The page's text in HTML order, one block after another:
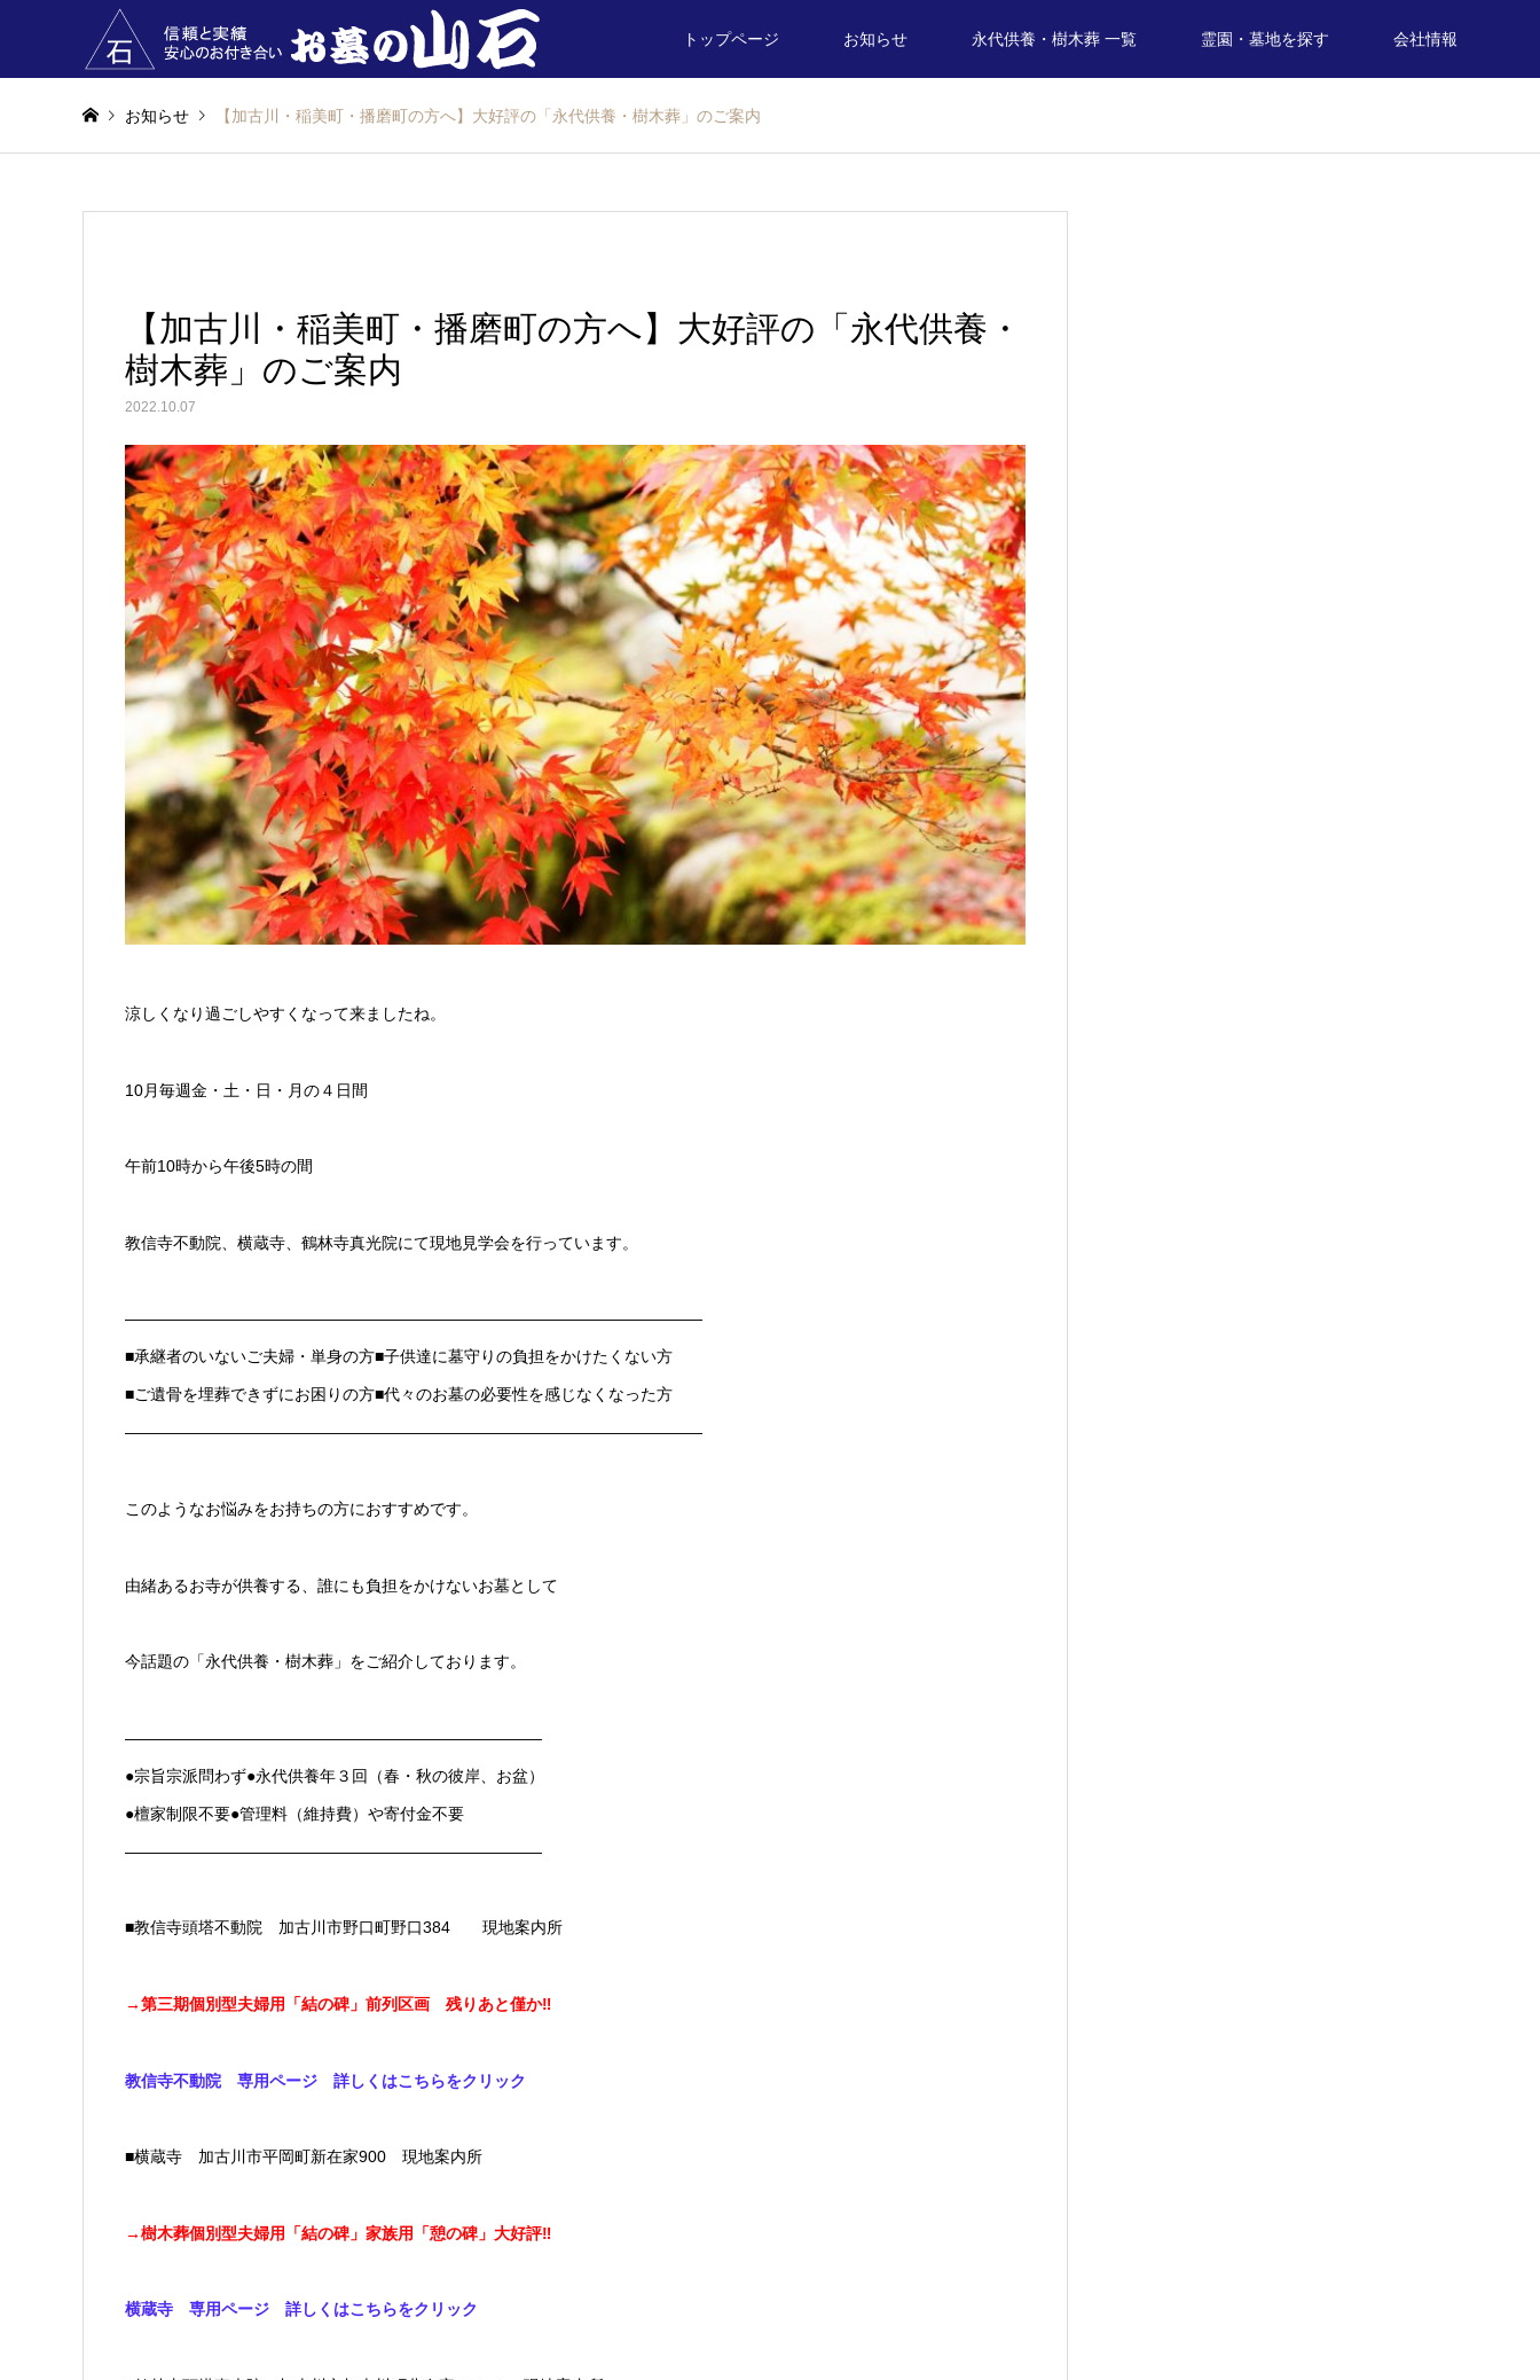
トップページ お知らせ 永代供養・樹木葬 一覧 霊園・墓地を探す 会社情報
お知らせ 【加古川・稲美町・播磨町の方へ】大好評の「永代供養・樹木葬」のご案内
【加古川・稲美町・播磨町の方へ】大好評の「永代供養・
樹木葬」のご案内
2022.10.07
涼しくなり過ごしやすくなって来ましたね。
10月毎週金・土・日・月の４日間
午前10時から午後5時の間
教信寺不動院、横蔵寺、鶴林寺真光院にて現地見学会を行っています。
————————————————————————————————————
■承継者のいないご夫婦・単身の方■子供達に墓守りの負担をかけたくない方
■ご遺骨を埋葬できずにお困りの方■代々のお墓の必要性を感じなくなった方
————————————————————————————————————
このようなお悩みをお持ちの方におすすめです。
由緒あるお寺が供養する、誰にも負担をかけないお墓として
今話題の「永代供養・樹木葬」をご紹介しております。
——————————————————————————
●宗旨宗派問わず●永代供養年３回（春・秋の彼岸、お盆）
●檀家制限不要●管理料（維持費）や寄付金不要
——————————————————————————
■教信寺頭塔不動院 加古川市野口町野口384 現地案内所
→第三期個別型夫婦用「結の碑」前列区画 残りあと僅か‼
教信寺不動院 専用ページ 詳しくはこちらをクリック
■横蔵寺 加古川市平岡町新在家900 現地案内所
→樹木葬個別型夫婦用「結の碑」家族用「憩の碑」大好評‼
横蔵寺 専用ページ 詳しくはこちらをクリック